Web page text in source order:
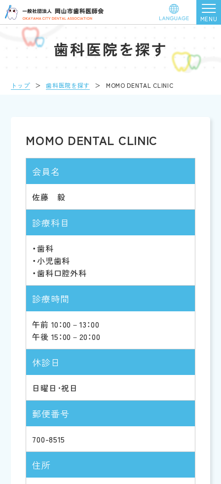
歯科医院を探す
トップ ＞ 歯科医院を探す ＞ MOMO DENTAL CLINIC
MOMO DENTAL CLINIC
会員名
佐藤 毅
診療科目
・歯科
・小児歯科
・歯科口腔外科
診療時間
午前 10：00－13：00
午後 15：00－20：00
休診日
日曜日･祝日
郵便番号
700-8515
住所